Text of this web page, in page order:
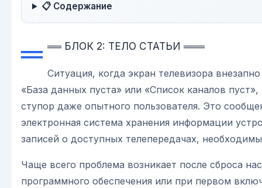
📋 Содержание
═ ══ БЛОК 2: ТЕЛО СТАТЬИ ═══
Ситуация, когда экран телевизора
«База данных пуста» или «Список каналов
ступор даже опытного пользователя. Это
электронная система хранения информации
записей о доступных телепередачах,
Чаще всего проблема возникает после сброса
программного обеспечения или при первом